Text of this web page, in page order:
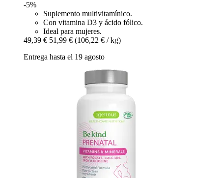
-5%
Suplemento multivitamínico.
Con vitamina D3 y ácido fólico.
Ideal para mujeres.
49,39 € 51,99 € (106,22 € / kg)
Entrega hasta el 19 agosto